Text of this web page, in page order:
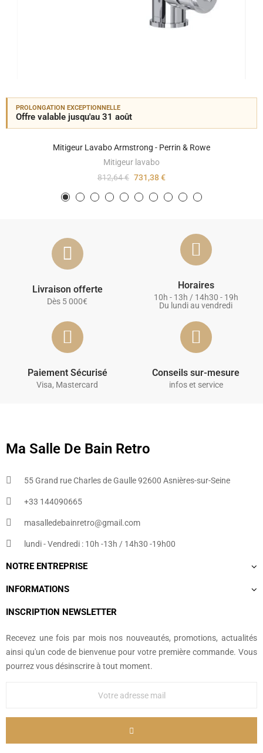
PROLONGATION EXCEPTIONNELLE
Offre valable jusqu'au 31 août
Mitigeur Lavabo Armstrong - Perrin & Rowe
Mitigeur lavabo
812,64 € 731,38 €
Livraison offerte
Dès 5 000€
Horaires
10h - 13h / 14h30 - 19h
Du lundi au vendredi
Paiement Sécurisé
Visa, Mastercard
Conseils sur-mesure
infos et service
Ma Salle De Bain Retro
55 Grand rue Charles de Gaulle 92600 Asnières-sur-Seine
+33 144090665​
masalledebainretro@gmail.com
lundi - Vendredi : 10h -13h / 14h30 -19h00
NOTRE ENTREPRISE
INFORMATIONS
INSCRIPTION NEWSLETTER
Recevez une fois par mois nos nouveautés, promotions, actualités
ainsi qu'un code de bienvenue pour votre première commande. Vous
pourrez vous désinscrire à tout moment.